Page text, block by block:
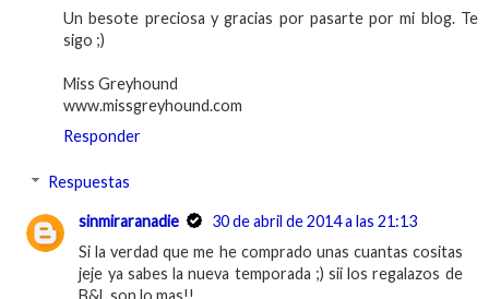
Un besote preciosa y gracias por pasarte por mi blog. Te
sigo ;)
Miss Greyhound
www.missgreyhound.com
Responder
Respuestas
sinmiraranadie
30 de abril de 2014 a las 21:13
Si la verdad que me he comprado unas cuantas cositas
jeje ya sabes la nueva temporada ;) sii los regalazos de
B&L son lo mas!!